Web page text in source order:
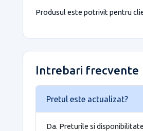
Produsul este potrivit pentru
Intrebari frecvente
Pretul este actualizat?
Da. Preturile si